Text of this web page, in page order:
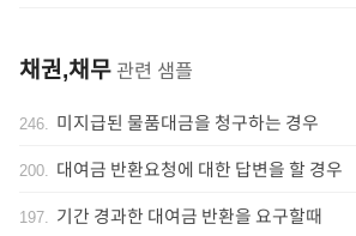
채권,채무 관련 샘플
246. 미지급된 물품대금을 청구하는 경우
200. 대여금 반환요청에 대한 답변을 할 경우
197. 기간 경과한 대여금 반환을 요구할때